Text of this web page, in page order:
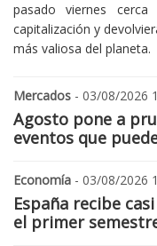
pasado viernes
capitalización y
más valiosa del planeta.
Mercados - 03/08/2026
Agosto pone a
eventos que
Economía - 03/08/2026
España recibe
el primer